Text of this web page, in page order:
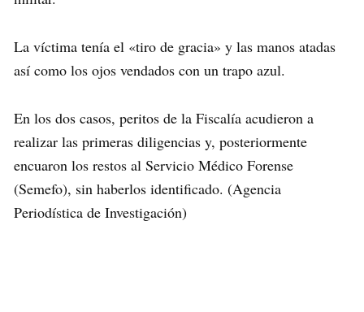
La víctima tenía el «tiro de gracia» y las manos atadas
así como los ojos vendados con un trapo azul.
En los dos casos, peritos de la Fiscalía acudieron a
realizar las primeras diligencias y, posteriormente
encuaron los restos al Servicio Médico Forense
(Semefo), sin haberlos identificado. (Agencia
Periodística de Investigación)